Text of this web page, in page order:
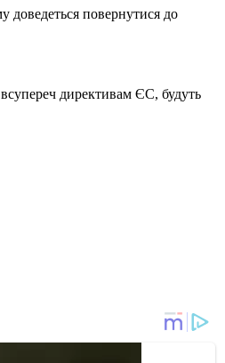
доведеться повернутися до
директивам ЄС, будуть